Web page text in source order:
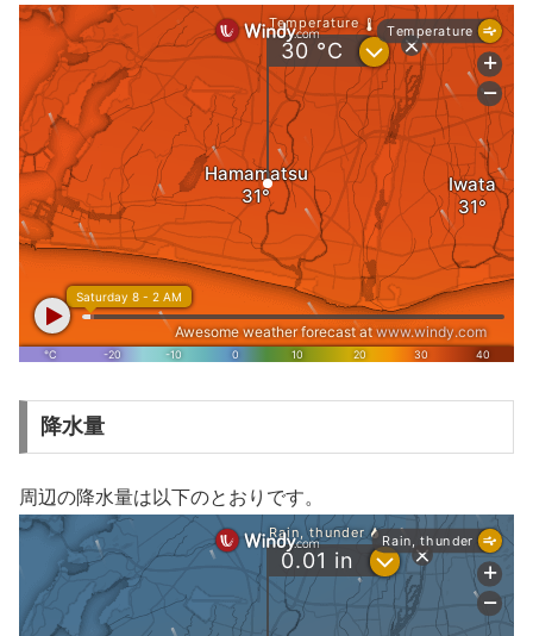
降水量
周辺の降水量は以下のとおりです。